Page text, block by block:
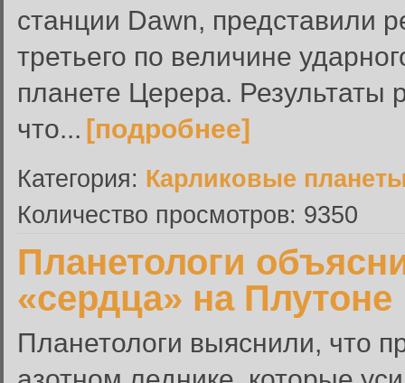
станции Dawn, представили
третьего по величине
планете Церера. Результаты
что... [подробнее]
Категория: Карликовые
Количество просмотров: 9350
Планетологи
«сердца» на Плутоне
Планетологи выяснили, что